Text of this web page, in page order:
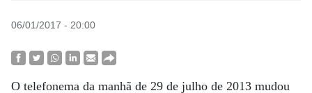
06/01/2017 - 20:00
O telefonema da manhã de 29 de julho de 2013 mudou